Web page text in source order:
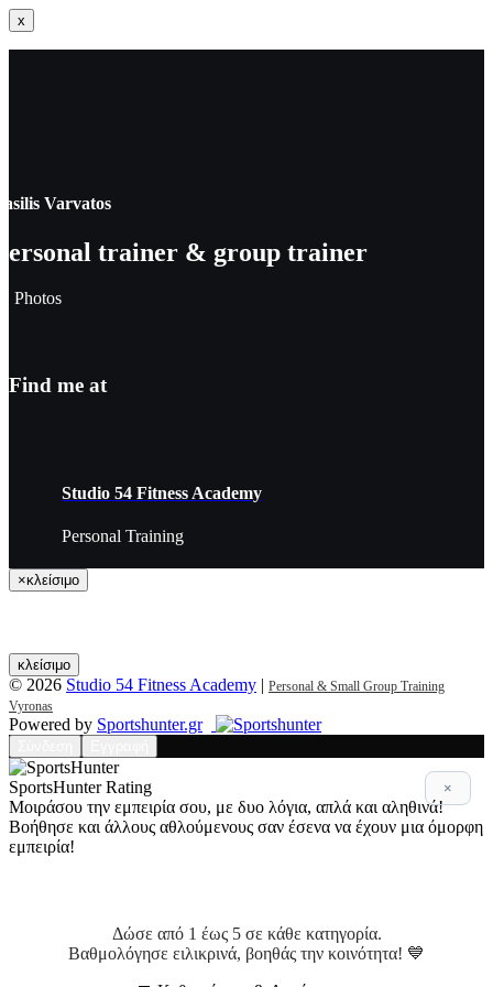
Trainers
x
Varvatos
trainer & group trainer
Photos
Find me at
Studio 54 Fitness Academy
Personal Training
×κλείσιμο
κλείσιμο
© 2026 Studio 54 Fitness Academy | Personal & Small Group Training
Vyronas
Powered by Sportshunter.gr
×
SportsHunter Rating
Μοιράσου την εμπειρία σου, με δυο λόγια, απλά και αληθινά!
Βοήθησε και άλλους αθλούμενους σαν έσενα να έχουν μια όμορφη
εμπειρία!
Δώσε από 1 έως 5 σε κάθε κατηγορία.
Βαθμολόγησε ειλικρινά, βοηθάς την κοινότητα! 💙